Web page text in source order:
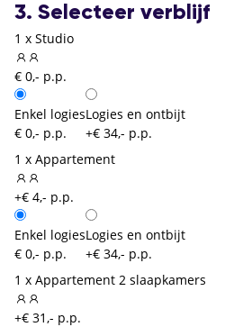
3. Selecteer verblijf
1 x Studio
€ 0,- p.p.
Enkel logies
€ 0,- p.p.
Logies en ontbijt
+€ 34,- p.p.
1 x Appartement
+€ 4,- p.p.
Enkel logies
€ 0,- p.p.
Logies en ontbijt
+€ 34,- p.p.
1 x Appartement 2 slaapkamers
+€ 31,- p.p.